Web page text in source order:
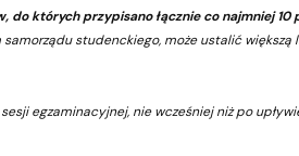
których przypisano łącznie co najmniej 10
studenckiego, może ustalić
egzaminacyjnej, nie wcześniej niż po